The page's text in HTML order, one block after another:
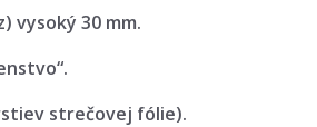
vysoký 30 mm.
strečovej fólie).